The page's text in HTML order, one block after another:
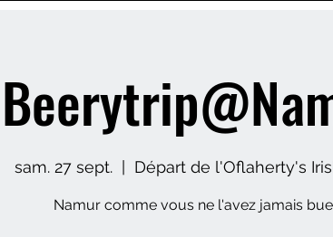
sam. 27 sept.
  |
Départ de l'Oflaherty's
Namur comme vous ne l'avez jamais